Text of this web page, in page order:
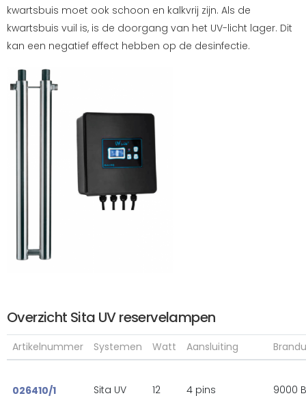
kwartsbuis moet ook schoon en kalkvrij zijn. Als de
kwartsbuis vuil is, is de doorgang van het UV-licht lager. Dit
kan een negatief effect hebben op de desinfectie.
Overzicht Sita UV reservelampen
Artikelnummer Systemen Watt Aansluiting
026410/1
Sita UV
12
4 pins
9000